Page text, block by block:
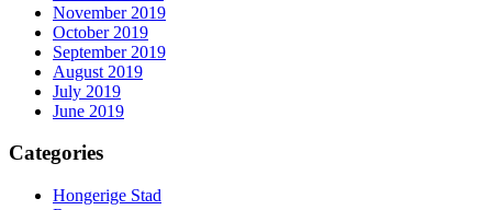
November 2019
October 2019
September 2019
August 2019
July 2019
June 2019
Categories
Hongerige Stad